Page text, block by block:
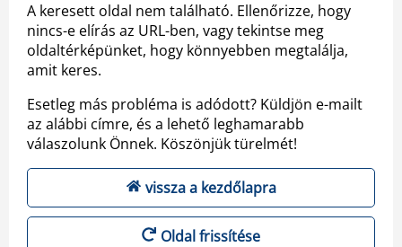
A keresett oldal nem található. Ellenőrizze, hogy
nincs-e elírás az URL-ben, vagy tekintse meg
oldaltérképünket, hogy könnyebben megtalálja,
amit keres.
Esetleg más probléma is adódott? Küldjön e-mailt
az alábbi címre, és a lehető leghamarabb
válaszolunk Önnek. Köszönjük türelmét!
vissza a kezdőlapra
Oldal frissítése